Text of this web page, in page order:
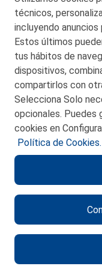
técnicos,
incluyendo
Estos últimos
tus hábitos de
dispositivos,
compartirlos con
Selecciona Solo
opcionales. Puedes
cookies en
Política de Cookies.